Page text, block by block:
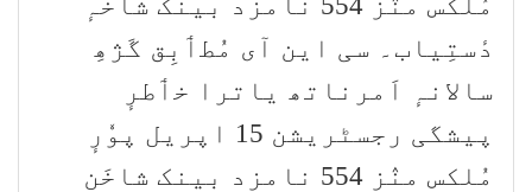
دٔستِیاب۔ سی این آی مُطٲبِق گَژھِ
سالانہٕ اَمرناتھ یاترا خٲطرٕ
پیشگی رجسٹریشن 15 اپریل پوٗرٕ
مُلکس منٛز 554 نامزد بینک شاخَن